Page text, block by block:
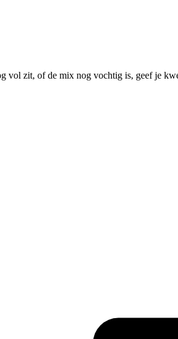
zit, of de mix nog vochtig is, geef je